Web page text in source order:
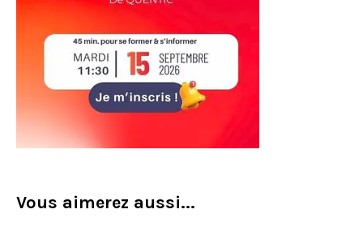
Vous aimerez aussi...